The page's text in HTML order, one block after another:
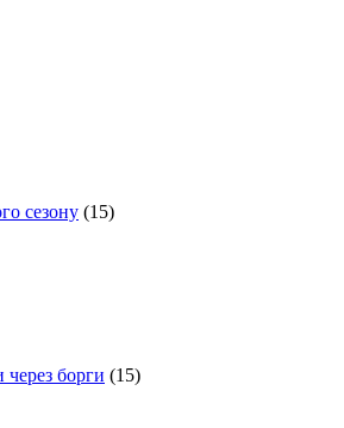
сезону (15)
через борги (15)